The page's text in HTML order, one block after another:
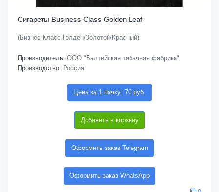
Сигареты Business Class Golden Leaf
(Бизнес Класс Голден/Золотой/Красный)
Производитель: ООО "Балтийская табачная фабрика"
Производство: Россия
Цена за 1 пачку: 70 руб.
Добавить в корзину
Оформить заказ Telegram
Оформить заказ WhatsApp